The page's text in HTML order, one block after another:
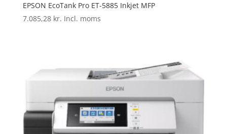
EPSON EcoTank Pro ET-5885 Inkjet MFP
7.085,28 kr. Incl. moms